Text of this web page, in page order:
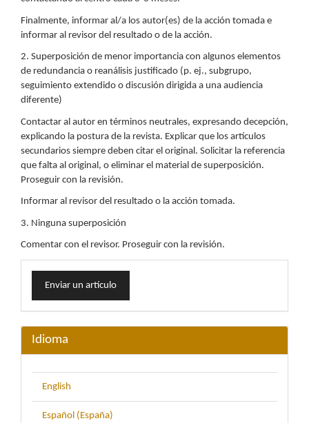
Finalmente, informar al/a los autor(es) de la acción tomada e
informar al revisor del resultado o de la acción.
2. Superposición de menor importancia con algunos elementos
de redundancia o reanálisis justificado (p. ej., subgrupo,
seguimiento extendido o discusión dirigida a una audiencia
diferente)
Contactar al autor en términos neutrales, expresando decepción,
explicando la postura de la revista. Explicar que los artículos
secundarios siempre deben citar el original. Solicitar la referencia
que falta al original, o eliminar el material de superposición.
Proseguir con la revisión.
Informar al revisor del resultado o la acción tomada.
3. Ninguna superposición
Comentar con el revisor. Proseguir con la revisión.
Enviar
unEnviar un artículo
Idioma
English
Español (España)